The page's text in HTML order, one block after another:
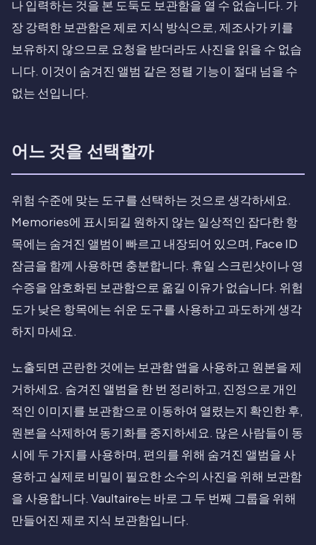
나 입력하는 것을 본 도둑도 보관함을 열 수 없습니다. 가
장 강력한 보관함은 제로 지식 방식으로, 제조사가 키를
보유하지 않으므로 요청을 받더라도 사진을 읽을 수 없습
니다. 이것이 숨겨진 앨범 같은 정렬 기능이 절대 넘을 수
없는 선입니다.
어느 것을 선택할까
위험 수준에 맞는 도구를 선택하는 것으로 생각하세요.
Memories에 표시되길 원하지 않는 일상적인 잡다한 항
목에는 숨겨진 앨범이 빠르고 내장되어 있으며, Face ID
잠금을 함께 사용하면 충분합니다. 휴일 스크린샷이나 영
수증을 암호화된 보관함으로 옮길 이유가 없습니다. 위험
도가 낮은 항목에는 쉬운 도구를 사용하고 과도하게 생각
하지 마세요.
노출되면 곤란한 것에는 보관함 앱을 사용하고 원본을 제
거하세요. 숨겨진 앨범을 한 번 정리하고, 진정으로 개인
적인 이미지를 보관함으로 이동하여 열렸는지 확인한 후,
원본을 삭제하여 동기화를 중지하세요. 많은 사람들이 동
시에 두 가지를 사용하며, 편의를 위해 숨겨진 앨범을 사
용하고 실제로 비밀이 필요한 소수의 사진을 위해 보관함
을 사용합니다. Vaultaire는 바로 그 두 번째 그룹을 위해
만들어진 제로 지식 보관함입니다.